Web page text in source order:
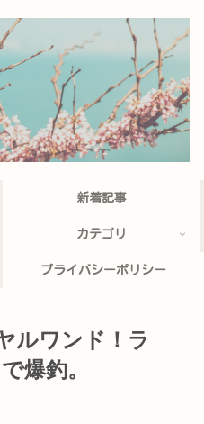
新着記事
カテゴリ
プライバシーポリシー
ルワンド！ラ
爆釣。